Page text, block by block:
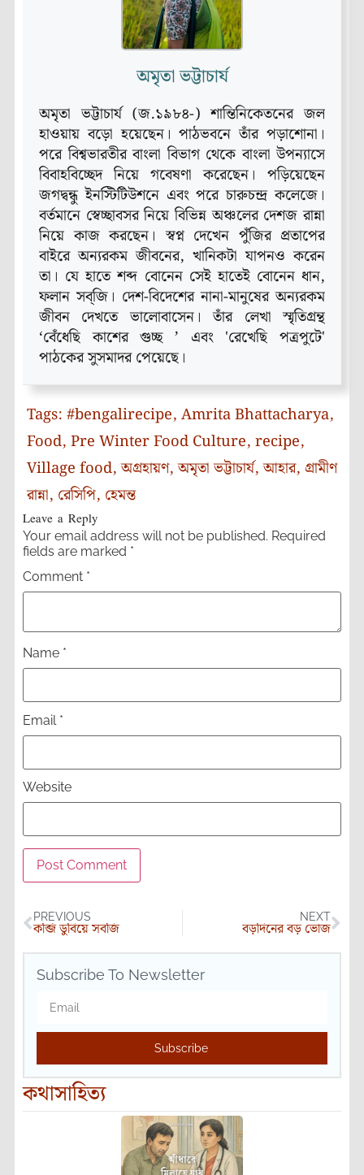
অমৃতা ভট্টাচার্য
অমৃতা ভট্টাচার্য (জ.১৯৮৪-) শান্তিনিকেতনের জল
হাওয়ায় বড়ো হয়েছেন। পাঠভবনে তাঁর পড়াশোনা।
পরে বিশ্বভারতীর বাংলা বিভাগ থেকে বাংলা উপন্যাসে
বিবাহবিচ্ছেদ নিয়ে গবেষণা করেছেন। পড়িয়েছেন
জগদ্বন্ধু ইনস্টিটিউশনে এবং পরে চারুচন্দ্র কলেজে।
বর্তমানে স্বেচ্ছাবসর নিয়ে বিভিন্ন অঞ্চলের দেশজ রান্না
নিয়ে কাজ করছেন। স্বপ্ন দেখেন পুঁজির প্রতাপের
বাইরে অন্যরকম জীবনের, খানিকটা যাপনও করেন
তা। যে হাতে শব্দ বোনেন সেই হাতেই বোনেন ধান,
ফলান সব্‌জি। দেশ-বিদেশের নানা-মানুষের অন্যরকম
জীবন দেখতে ভালোবাসেন। তাঁর লেখা স্মৃতিগ্রন্থ
‘বেঁধেছি কাশের গুচ্ছ ’ এবং 'রেখেছি পত্রপুটে'
পাঠকের সুসমাদর পেয়েছে।
Tags: #bengalirecipe, Amrita Bhattacharya,
Food, Pre Winter Food Culture, recipe,
Village food,অগ্রহায়ণ,অমৃতা ভট্টাচার্য,আহার, গ্রামীণ
রান্না, রেসিপি, হেমন্ত
Leave a Reply
Your email address will not be published. Required
fields are marked *
Comment *
Name *
Email *
Website
PREVIOUS
কব্জি ডুবিয়ে সবজি
NEXT
বড়দিনের বড় ভোজ
Subscribe To Newsletter
Subscribe
কথাসাহিত্য